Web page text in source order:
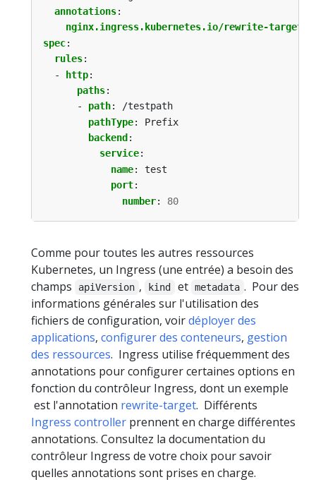
annotations:
nginx.ingress.kubernetes.io/rewrite-target
spec:
rules:
- http:
paths:
- path:
/testpath
pathType:
Prefix
backend :
service:
name:
test
port:
number: 80
Comme pour toutes les autres ressources
Kubernetes, un Ingress (une entrée) a besoin des
champs
apiVersion , kind et metadata . Pour des
informations générales sur l'utilisation des
fichiers de configuration, voirdéployer des
applications, configurer des conteneurs, gestion
des ressources. Ingress utilise fréquemment des
annotations pour configurer certaines options en
fonction du contrôleur Ingress, dont un exemple
est l'annotation rewrite-target. Différents
Ingress controller prennent en charge différentes
annotations. Consultez la documentation du
contrôleur Ingress de votre choix pour savoir
quelles annotations sont prises en charge.